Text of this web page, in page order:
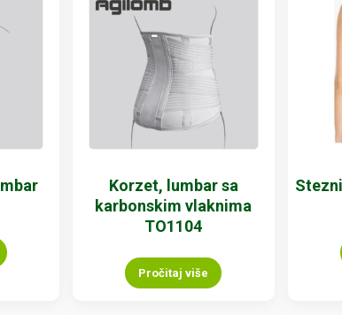
Korzet, lumbar sa
karbonskim vlaknima
TO1104
Pročitaj više